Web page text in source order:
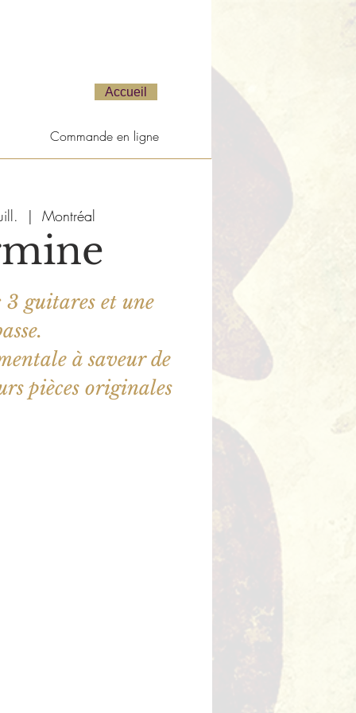
Accueil
Commande en ligne
  |
Montréal
guitares et une
à saveur de
pièces originales